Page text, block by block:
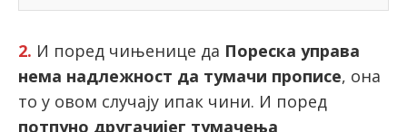
2. И поред чињенице да Пореска управа
нема надлежност да тумачи прописе, она
то у овом случају ипак чини. И поред
потпуно другачијег тумачења